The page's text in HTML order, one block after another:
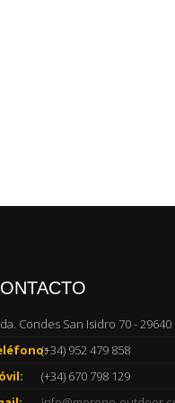
Condes San Isidro 70 -
(+34) 952 479 858
(+34) 670 798 129